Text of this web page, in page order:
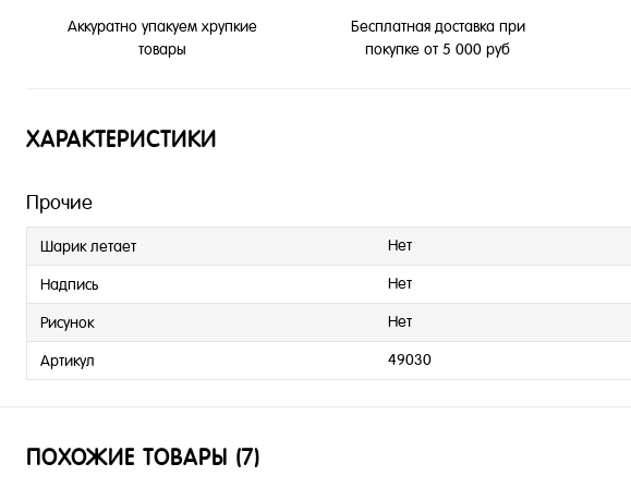
Аккуратно упакуем хрупкие
товары
Бесплатная доставка при
покупке от 5 000 руб
ХАРАКТЕРИСТИКИ
Прочие
Шарик летает Нет
Надпись Нет
Рисунок Нет
Артикул 49030
ПОХОЖИЕ ТОВАРЫ (7)